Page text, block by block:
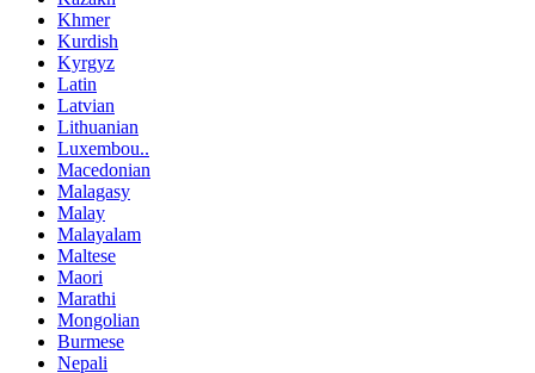
Khmer
Kurdish
Kyrgyz
Latin
Latvian
Lithuanian
Luxembou..
Macedonian
Malagasy
Malay
Malayalam
Maltese
Maori
Marathi
Mongolian
Burmese
Nepali